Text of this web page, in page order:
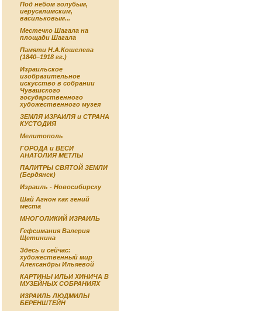
Под небом голубым,
иерусалимским,
васильковым...
Местечко Шагала на
площади Шагала
Памяти Н.А.Кошелева
(1840–1918 гг.)
Израильское
изобразительное
искусство в собрании
Чувашского
государственного
художественного музея
ЗЕМЛЯ ИЗРАИЛЯ и СТРАНА
КУСТОДИЯ
Мелитополь
ГОРОДА и ВЕСИ
АНАТОЛИЯ МЕТЛЫ
ПАЛИТРЫ СВЯТОЙ ЗЕМЛИ
(Бердянск)
Израиль - Новосибирску
Шай Агнон как гений
места
МНОГОЛИКИЙ ИЗРАИЛЬ
Гефсимания Валерия
Щетинина
Здесь и сейчас:
художественный мир
Александры Ильяевой
КАРТИНЫ ИЛЬИ ХИНИЧА В
МУЗЕЙНЫХ СОБРАНИЯХ
ИЗРАИЛЬ ЛЮДМИЛЫ
БЕРЕНШТЕЙН